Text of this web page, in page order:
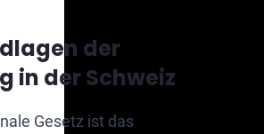
der
in der Schweiz
Gesetz ist das